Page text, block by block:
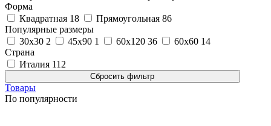
Форма
Квадратная 18 Прямоугольная 86
Популярные размеры
30x30 2 45x90 1 60x120 36 60x60 14
Страна
Италия 112
Товары
По популярности